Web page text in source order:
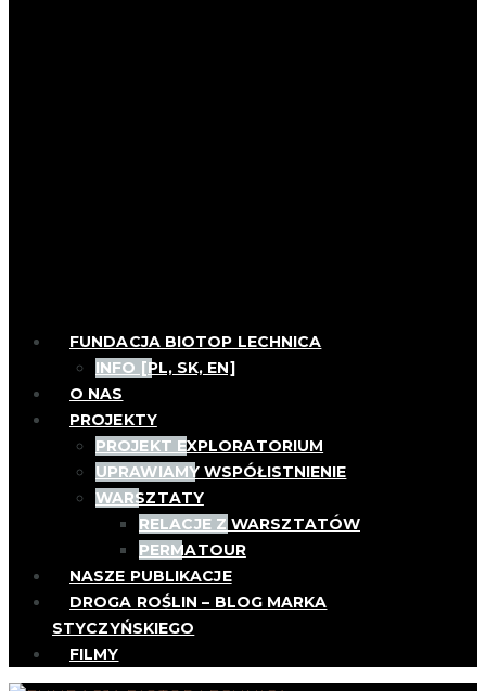
FUNDACJA BIOTOP LECHNICA
INFO [PL, SK, EN]
O NAS
PROJEKTY
PROJEKT EXPLORATORIUM
UPRAWIAMY WSPÓŁISTNIENIE
WARSZTATY
RELACJE Z WARSZTATÓW
PERMATOUR
NASZE PUBLIKACJE
DROGA ROŚLIN – BLOG MARKA
STYCZYŃSKIEGO
FILMY